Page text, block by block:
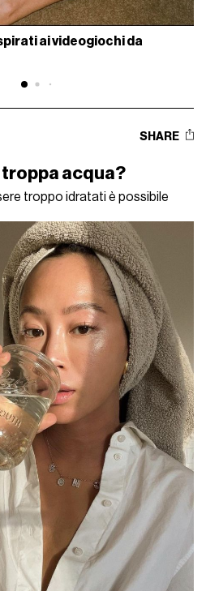
ai videogiochi da
SHARE
troppa acqua?
troppo idratati è possibile